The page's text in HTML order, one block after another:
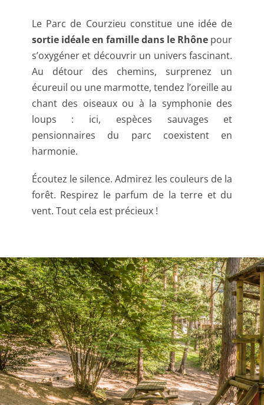
Le Parc de Courzieu constitue une idée de
sortie idéale en famille dans le Rhône pour
s’oxygéner et découvrir un univers fascinant.
Au détour des chemins, surprenez un
écureuil ou une marmotte, tendez l’oreille au
chant des oiseaux ou à la symphonie des
loups : ici, espèces sauvages et
pensionnaires du parc coexistent en
harmonie.
Écoutez le silence. Admirez les couleurs de la
forêt. Respirez le parfum de la terre et du
vent. Tout cela est précieux !